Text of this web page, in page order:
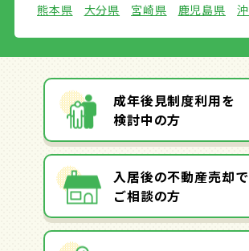
熊本県
大分県 宮崎県 鹿児島県
成年後見制度利用を
検討中の方
入居後の不動産売却で
ご相談の方